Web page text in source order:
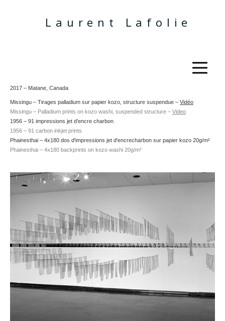
Laurent Lafolie
2017 – Matane, Canada
Missingu – Tirages palladium sur papier kozo, structure suspendue – Vidéo
Missingu – Palladium prints on kozo washi, suspended structure – Video
1956 – 91 impressions jet d'encre charbon
1956 – 91 carbon inkjet prints
Phainesthai – 4x180 dos d'impressions jet d'encrecharbon sur papier kozo 20g/m²
Phainesthai – 4x180 backprints on kozo washi 20g/m²